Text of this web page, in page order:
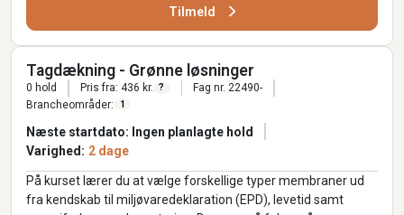
Tilmeld
Tagdækning - Grønne løsninger
0 hold Pris fra: 436 kr. ?
Fag nr. 22490-
Brancheområder:
1
Næste startdato: Ingen planlagte hold
Varighed: 2 dage
På kurset lærer du at vælge forskellige typer membraner ud
fra kendskab til miljøvaredeklaration (EPD), levetid samt